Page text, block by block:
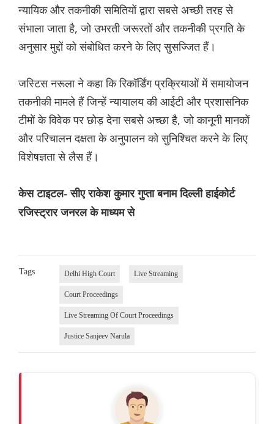
न्यायिक और तकनीकी समितियों द्वारा सबसे अच्छी तरह से
संभाला जाता है, जो उभरती जरूरतों और तकनीकी प्रगति के
अनुसार मुद्दों को संबोधित करने के लिए सुसज्जित हैं।
जस्टिस नरूला ने कहा कि रिकॉर्डिंग प्रक्रियाओं में समायोजन
तकनीकी मामले हैं जिन्हें न्यायालय की आईटी और प्रशासनिक
टीमों के विवेक पर छोड़ देना सबसे अच्छा है, जो कानूनी मानकों
और परिचालन दक्षता के अनुपालन को सुनिश्चित करने के लिए
विशेषज्ञता से लैस हैं।
केस टाइटल- सीए राकेश कुमार गुप्ता बनाम दिल्ली हाईकोर्ट
रजिस्ट्रार जनरल के माध्यम से
Tags Delhi High Court Live Streaming
Court Proceedings
Live Streaming Of Court Proceedings
Justice Sanjeev Narula